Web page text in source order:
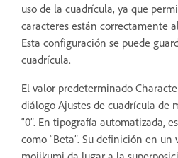
uso de la cuadrícula, ya que
caracteres están correctamente
Esta configuración se puede
cuadrícula.
El valor predeterminado
diálogo Ajustes de cuadrícula de
“0”. En tipografía automatizada,
como “Beta”. Su definición en